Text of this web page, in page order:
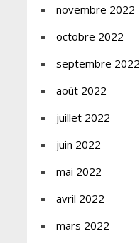
novembre 2022
octobre 2022
septembre 2022
août 2022
juillet 2022
juin 2022
mai 2022
avril 2022
mars 2022